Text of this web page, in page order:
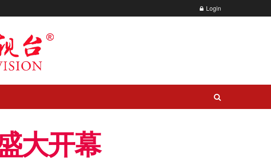
Login
大开幕